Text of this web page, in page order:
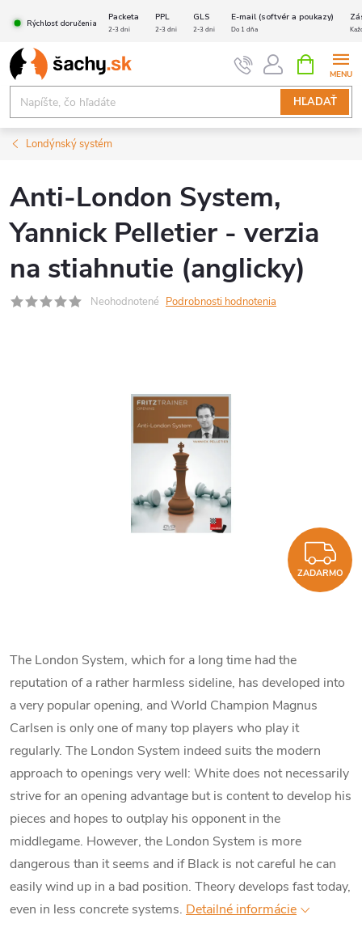
obsah
Rýchlosť doručenia
Packeta PPL GLS E-mail (softvér a poukazy)
2-3 dni 2-3 dni 2-3 dni Do 1 dňa
HĽADAŤ
KOŠÍK
Londýnský systém
Anti-London System,
Yannick Pelletier - verzia
na stiahnutie (anglicky)
Neohodnotené Podrobnosti hodnotenia
ZADARMO
The London System, which for a long time had the
reputation of a rather harmless sideline, has developed into
a very popular opening, and World Champion Magnus
Carlsen is only one of many top players who play it
regularly. The London System indeed suits the modern
approach to openings very well: White does not necessarily
strive for an opening advantage but is content to develop his
pieces and hopes to outplay his opponent in the
middlegame. However, the London System is more
dangerous than it seems and if Black is not careful he can
easily wind up in a bad position. Theory develops fast today,
even in less concrete systems. Detailné informácie